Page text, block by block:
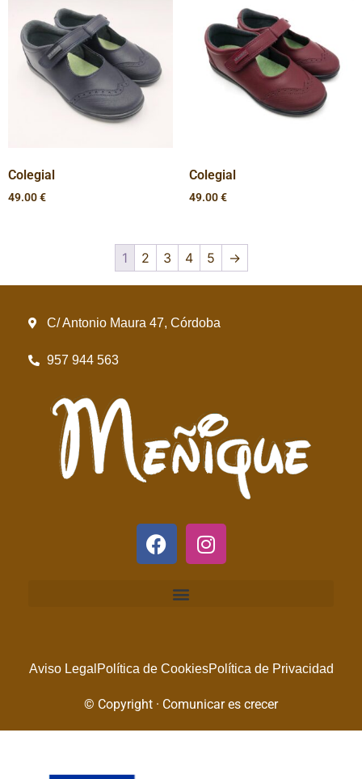
Colegial
49.00€
Colegial
49.00€
1 2 3 4 5 →
C/ Antonio Maura 47, Córdoba
957 944 563
Aviso Legal Política de CookiesPolítica de Privacidad
© Copyright · Comunicar es crecer